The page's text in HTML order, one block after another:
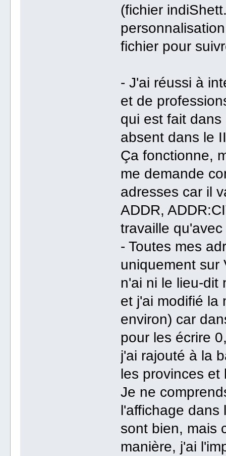
(fichier
fichier pour
- J'ai réussi à
et de
qui est fait
absent dans le
Ça fonctionne,
me demande
adresses car il
ADDR,
travaille
- Toutes mes
uniquement sur
n'ai ni le lieu-dit
et j'ai modifié la
environ) car
pour les écrire
j'ai rajouté à la
les provinces et
Je ne
l'affichage dans
sont bien, mais
manière, j'ai